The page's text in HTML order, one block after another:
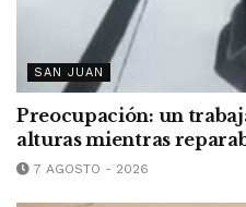
SAN JUAN
Preocupación: un
alturas mientras
7 AGOSTO - 2026